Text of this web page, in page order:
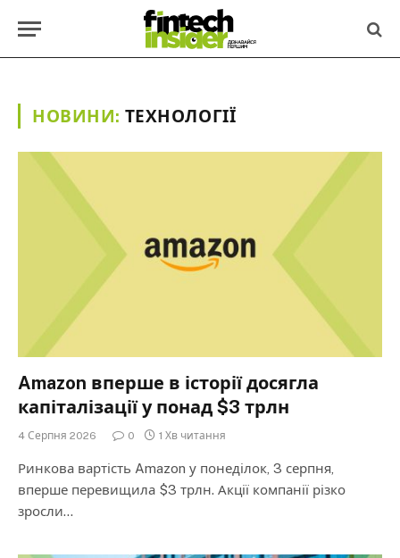
НОВИНИ: ТЕХНОЛОГІЇ
Amazon вперше в історії досягла
капіталізації у понад $3 трлн
4 Серпня 2026 0 1 Хв читання
Ринкова вартість Amazon у понеділок, 3 серпня,
вперше перевищила $3 трлн. Акції компанії різко
зросли…